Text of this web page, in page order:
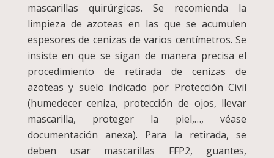
mascarillas quirúrgicas. Se recomienda la
limpieza de azoteas en las que se acumulen
espesores de cenizas de varios centímetros. Se
insiste en que se sigan de manera precisa el
procedimiento de retirada de cenizas de
azoteas y suelo indicado por Protección Civil
(humedecer ceniza, protección de ojos, llevar
mascarilla, proteger la piel,…, véase
documentación anexa). Para la retirada, se
deben usar mascarillas FFP2, guantes,